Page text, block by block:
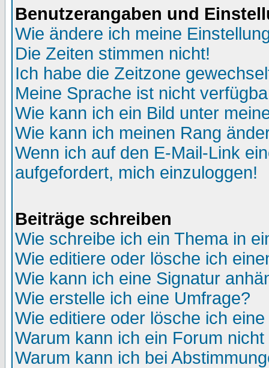
Benutzerangaben und
Wie ändere ich meine
Die Zeiten stimmen nicht!
Ich habe die Zeitzone
Meine Sprache ist nicht
Wie kann ich ein Bild unter
Wie kann ich meinen Rang
Wenn ich auf den E-Mail-Link
aufgefordert, mich einzuloggen!
Beiträge schreiben
Wie schreibe ich ein Thema in
Wie editiere oder lösche ich
Wie kann ich eine Signatur
Wie erstelle ich eine Umfrage?
Wie editiere oder lösche ich
Warum kann ich ein Forum
Warum kann ich bei